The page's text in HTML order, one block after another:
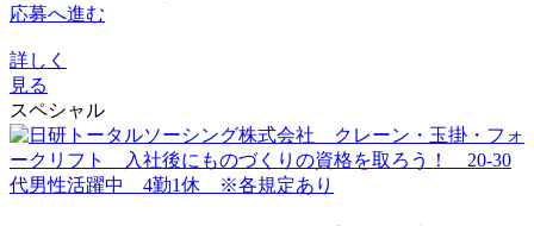
応募へ進む
詳しく
見る
スペシャル